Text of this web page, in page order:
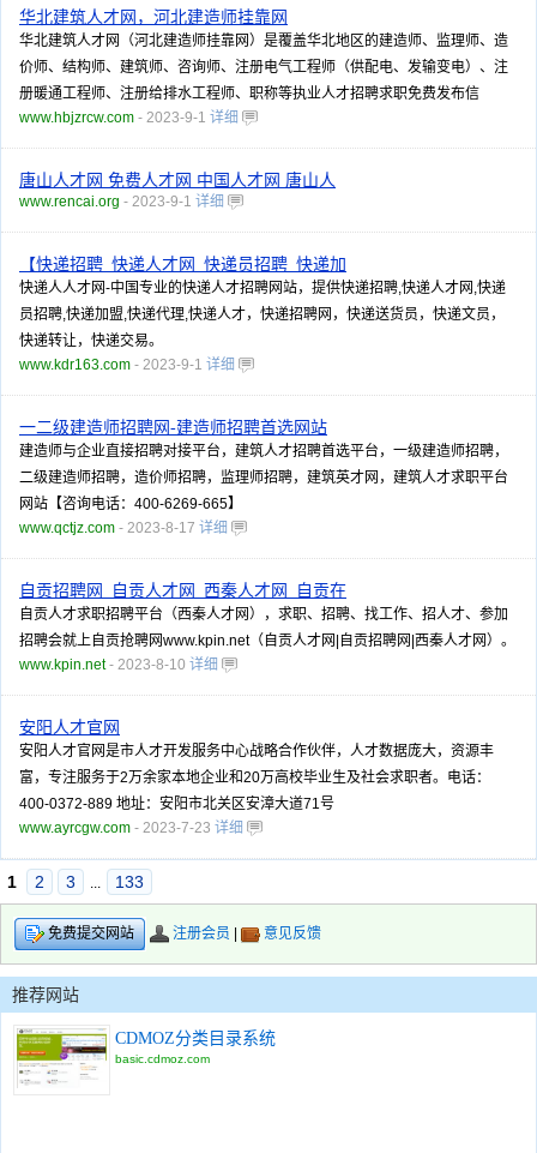
华北建筑人才网，河北建造师挂靠网
华北建筑人才网（河北建造师挂靠网）是覆盖华北地区的建造师、监理师、造
价师、结构师、建筑师、咨询师、注册电气工程师（供配电、发输变电）、注
册暖通工程师、注册给排水工程师、职称等执业人才招聘求职免费发布信
www.hbjzrcw.com - 2023-9-1 详细
唐山人才网 免费人才网 中国人才网 唐山人
www.rencai.org - 2023-9-1 详细
【快递招聘_快递人才网_快递员招聘_快递加
快递人人才网-中国专业的快递人才招聘网站，提供快递招聘,快递人才网,快递
员招聘,快递加盟,快递代理,快递人才，快递招聘网，快递送货员，快递文员，
快递转让，快递交易。
www.kdr163.com - 2023-9-1 详细
一二级建造师招聘网-建造师招聘首选网站
建造师与企业直接招聘对接平台，建筑人才招聘首选平台，一级建造师招聘，
二级建造师招聘，造价师招聘，监理师招聘，建筑英才网，建筑人才求职平台
网站【咨询电话：400-6269-665】
www.qctjz.com - 2023-8-17 详细
自贡招聘网_自贡人才网_西秦人才网_自贡在
自贡人才求职招聘平台（西秦人才网），求职、招聘、找工作、招人才、参加
招聘会就上自贡抢聘网www.kpin.net（自贡人才网|自贡招聘网|西秦人才网）。
www.kpin.net- 2023-8-10 详细
安阳人才官网
安阳人才官网是市人才开发服务中心战略合作伙伴，人才数据庞大，资源丰
富，专注服务于2万余家本地企业和20万高校毕业生及社会求职者。电话：
400-0372-889 地址：安阳市北关区安漳大道71号
www.ayrcgw.com - 2023-7-23 详细
1 2 3 ... 133
免费提交网站 注册会员 意见反馈
推荐网站
CDMOZ分类目录系统
basic.cdmoz.com